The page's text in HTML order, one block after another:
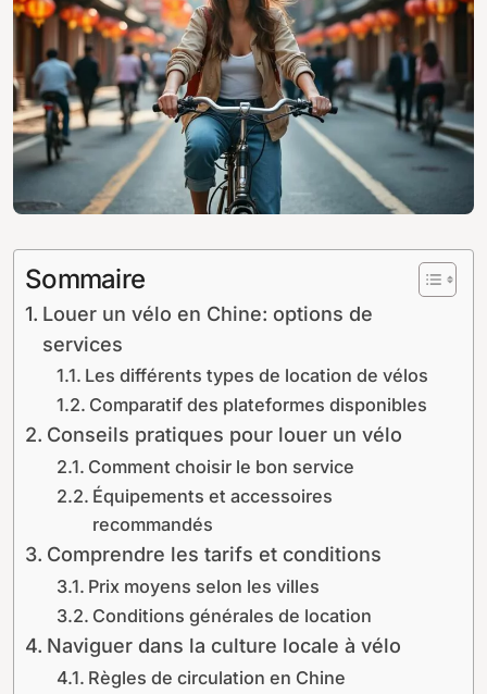
Sommaire
Louer un vélo en Chine: options de
services
Les différents types de location de vélos
Comparatif des plateformes disponibles
Conseils pratiques pour louer un vélo
Comment choisir le bon service
Équipements et accessoires
recommandés
Comprendre les tarifs et conditions
Prix moyens selon les villes
Conditions générales de location
Naviguer dans la culture locale à vélo
Règles de circulation en Chine